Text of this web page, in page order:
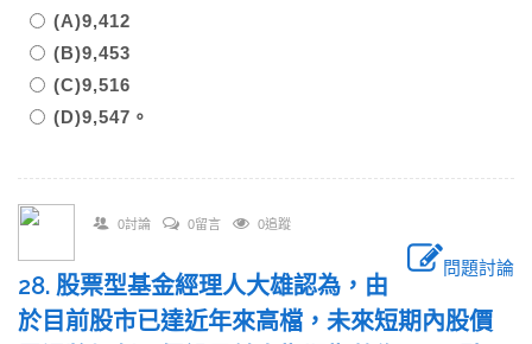
(A)9,412
(B)9,453
(C)9,516
(D)9,547。
0討論 0留言 0追蹤
問題討論
28. 股票型基金經理人大雄認為，由
於目前股市已達近年來高檔，未來短期內股價